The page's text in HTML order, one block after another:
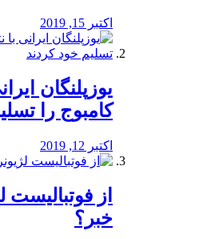
اکتبر 15, 2019
یوزپلنگان
کامبوج را
اکتبر 12, 2019
از
خبر؟